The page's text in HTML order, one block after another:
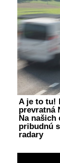
A je to tu!
prevratná
Na našich
pribudnú
radary